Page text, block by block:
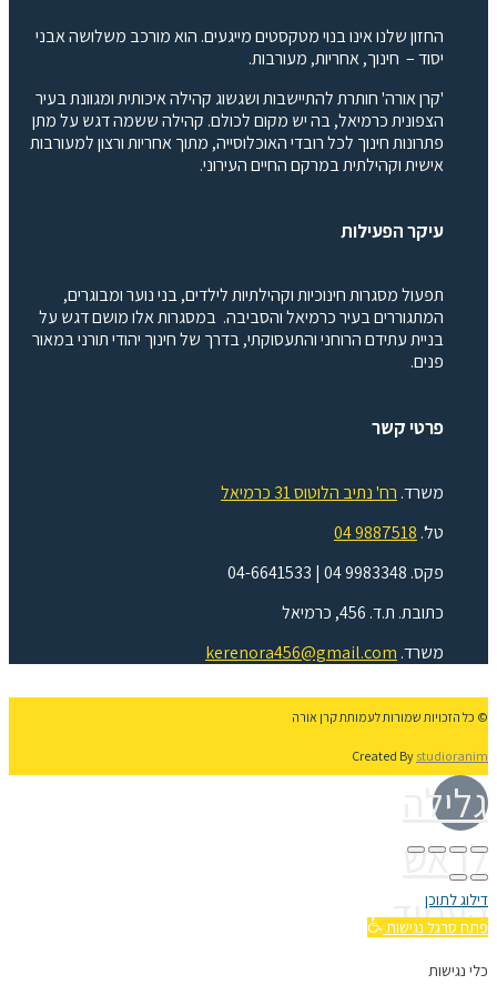
החזון שלנו אינו בנוי מטקסטים מייגעים. הוא מורכב משלושה אבני
יסוד – חינוך, אחריות, מעורבות.
'קרן אורה' חותרת להתיישבות ושגשוג קהילה איכותית ומגוונת בעיר
הצפונית כרמיאל, בה יש מקום לכולם. קהילה ששמה דגש על מתן
פתרונות חינוך לכל רובדי האוכלוסייה, מתוך אחריות ורצון למעורבות
אישית וקהילתית במרקם החיים העירוני.
עיקר הפעילות
תפעול מסגרות חינוכיות וקהילתיות לילדים, בני נוער ומבוגרים,
המתגוררים בעיר כרמיאל והסביבה. במסגרות אלו מושם דגש על
בניית עתידם הרוחני והתעסוקתי, בדרך של חינוך יהודי תורני במאור
פנים.
פרטי קשר
משרד. רח' נתיב הלוטוס 31 כרמיאל
טל'. 9887518 04
פקס. 9983348 04 | 04-6641533
כתובת. ת.ד. 456, כרמיאל
משרד. kerenora456@gmail.com
© כל הזכויות שמורות לעמותת קרן אורה
Created By studioranim
גלילה
לראש
העמוד
דילוג לתוכן
פתח סרגל נגישות
כלי נגישות